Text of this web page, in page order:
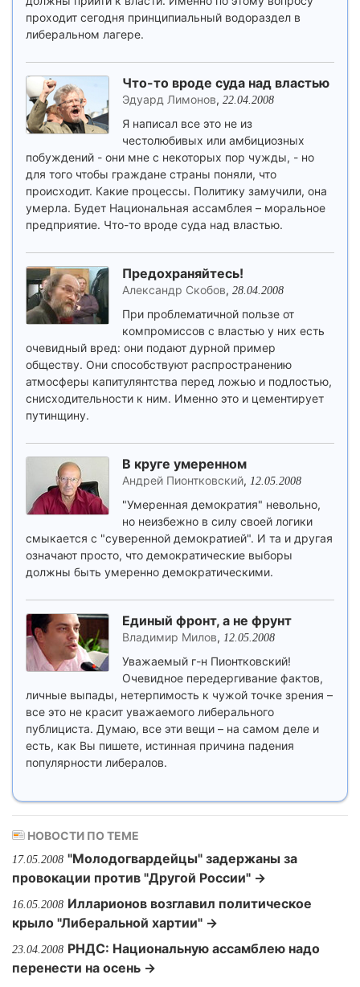
проходит сегодня принципиальный водораздел в
либеральном лагере.
Что-то вроде суда над властью
Эдуард Лимонов, 22.04.2008
Я написал все это не из
честолюбивых или амбициозных
побуждений - они мне с некоторых пор чужды, - но
для того чтобы граждане страны поняли, что
происходит. Какие процессы. Политику замучили, она
умерла. Будет Национальная ассамблея – моральное
предприятие. Что-то вроде суда над властью.
Предохраняйтесь!
Александр Скобов, 28.04.2008
При проблематичной пользе от
компромиссов с властью у них есть
очевидный вред: они подают дурной пример
обществу. Они способствуют распространению
атмосферы капитулянтства перед ложью и подлостью,
снисходительности к ним. Именно это и цементирует
путинщину.
В круге умеренном
Андрей Пионтковский, 12.05.2008
"Умеренная демократия" невольно,
но неизбежно в силу своей логики
смыкается с "суверенной демократией". И та и другая
означают просто, что демократические выборы
должны быть умеренно демократическими.
Единый фронт, а не фрунт
Владимир Милов, 12.05.2008
Уважаемый г-н Пионтковский!
Очевидное передергивание фактов,
личные выпады, нетерпимость к чужой точке зрения –
все это не красит уважаемого либерального
публициста. Думаю, все эти вещи – на самом деле и
есть, как Вы пишете, истинная причина падения
популярности либералов.
НОВОСТИ ПО ТЕМЕ
17.05.2008 "Молодогвардейцы" задержаны за
провокации против "Другой России" →
16.05.2008 Илларионов возглавил политическое
крыло "Либеральной хартии" →
23.04.2008 РНДС: Национальную ассамблею надо
перенести на осень →